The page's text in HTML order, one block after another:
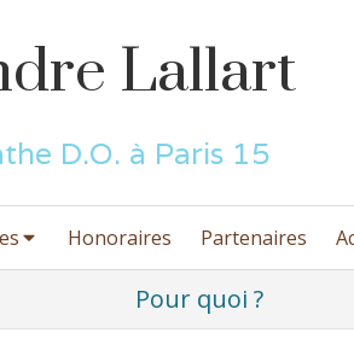
Lallart
D.O. à Paris 15
Honoraires Partenaires
Pour quoi ?